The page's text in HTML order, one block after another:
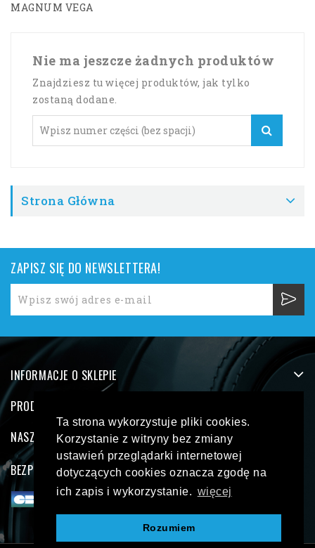
Ta strona wykorzystuje pliki cookies.
Korzystanie z witryny bez zmiany
ustawień przeglądarki internetowej
dotyczących cookies oznacza zgodę na
ich zapis i wykorzystanie. więcej
Rozumiem
MAGNUM VEGA
Nie ma jeszcze żadnych produktów
Znajdziesz tu więcej produktów, jak tylko
zostaną dodane.
Strona Główna
ZAPISZ SIĘ DO NEWSLETTERA!
INFORMACJE O SKLEPIE
PRODUKTY
NASZA FIRMA
BEZPIECZNE PŁATNOŚCI